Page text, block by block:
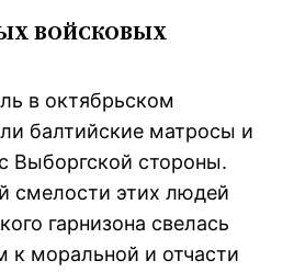
ВОЙСКОВЫХ
в октябрьском
балтийские матросы и
Выборгской стороны.
смелости этих людей
гарнизона свелась
к моральной и отчасти